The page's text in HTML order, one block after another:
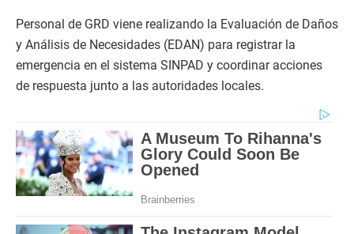
Personal de GRD viene realizando la Evaluación de Daños
y Análisis de Necesidades (EDAN) para registrar la
emergencia en el sistema SINPAD y coordinar acciones
de respuesta junto a las autoridades locales.